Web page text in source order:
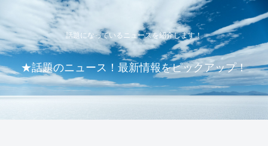
話題になっているニュースを紹介します！
★話題のニュース！最新情報をピックアップ！